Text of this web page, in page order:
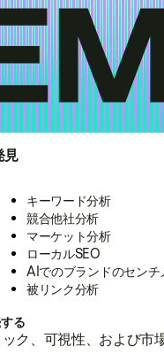
見
キーワード分析
競合他社分析
マーケット分析
ローカルSEO
AIでのブランドのセンチ
被リンク分析
る
ク、可視性、および